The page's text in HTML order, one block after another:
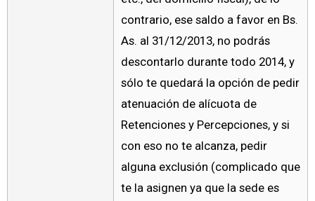
contrario, ese saldo a favor en Bs.
As. al 31/12/2013, no podrás
descontarlo durante todo 2014, y
sólo te quedará la opción de pedir
atenuación de alícuota de
Retenciones y Percepciones, y si
con eso no te alcanza, pedir
alguna exclusión (complicado que
te la asignen ya que la sede es